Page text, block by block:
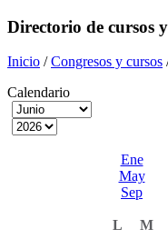
Directorio de cursos
Inicio /Congresos y cursos
Calendario
Ene
May
Sep
L M